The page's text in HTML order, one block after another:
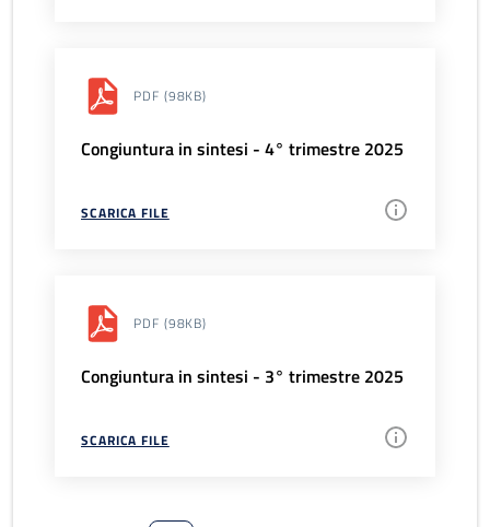
PDF (98KB)
Congiuntura in sintesi - 4° trimestre 2025
SCARICA FILE
PDF (98KB)
Congiuntura in sintesi - 3° trimestre 2025
SCARICA FILE